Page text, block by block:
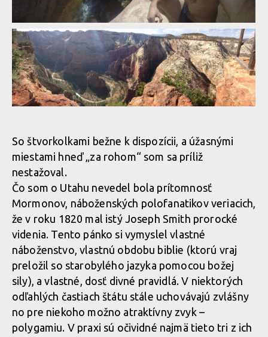
Po USA dolekop.com s Kopcom #1 - SAND HOLLOW
Po USA dolekop.com s Kopcom #1 - NUDY
Po USA dolekop.com s Kopcom #1 - NUDY
Po USA dolekop.com s Kopcom #1 - NUDY
Po USA dolekop.com s Kopcom #1 - NUDY
Po USA dolekop.com s Kopcom #1 - CABLE MT
Po USA dolekop.com s Kopcom #1 - CABLE MT
Po USA dolekop.com s Kopcom #1 - CABLE MT
Po USA dolekop.com s Kopcom #1 - CABLE MT
So štvorkolkami bežne k dispozícii, a úžasnými
miestami hneď „za rohom“ som sa príliž
nestažoval.
Čo som o Utahu nevedel bola prítomnosť
Mormonov, náboženských polofanatikov veriacich,
že v roku 1820 mal istý Joseph Smith prorocké
videnia. Tento pánko si vymyslel vlastné
náboženstvo, vlastnú obdobu biblie (ktorú vraj
preložil so starobylého jazyka pomocou božej
sily), a vlastné, dosť divné pravidlá. V niektorých
odľahlých častiach štátu stále uchovávajú zvlášny
no pre niekoho možno atraktívny zvyk –
polygamiu. V praxi sú očividné najmä tieto tri z ich